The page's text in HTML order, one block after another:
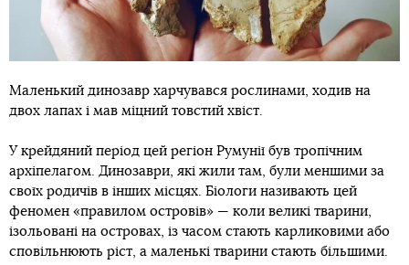
Маленький динозавр харчувався рослинами, ходив на
двох лапах і мав міцний товстий хвіст.
У крейдяний період цей регіон Румунії був тропічним
архіпелагом. Динозаври, які жили там, були меншими за
своїх родичів в інших місцях. Біологи називають цей
феномен «правилом островів» — коли великі тварини,
ізольовані на островах, із часом стають карликовими або
сповільнюють ріст, а маленькі тварини стають більшими.